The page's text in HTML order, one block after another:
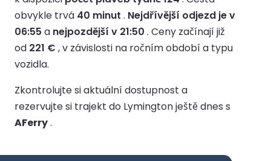
obvykle trvá 40 minut . Nejdřívější odjezd je v
06:55 a nejpozdější v 21:50 . Ceny začínají již
od 221 € , v závislosti na ročním období a typu
vozidla.
Zkontrolujte si aktuální dostupnost a
rezervujte si trajekt do Lymington ještě dnes s
AFerry.